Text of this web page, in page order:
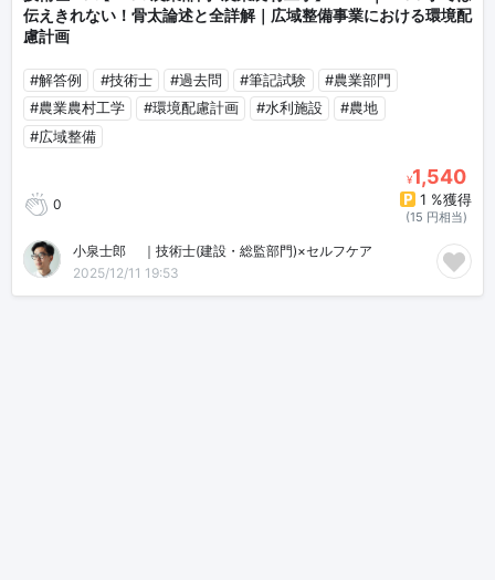
伝えきれない！骨太論述と全詳解｜広域整備事業における環境配
慮計画
#解答例 #技術士 #過去問 #筆記試験
#農業部門
#農業農村工学
#環境配慮計画 #水利施設
#農地
#広域整備
0
¥1,540
1 %獲得
(15 円相当)
小泉士郎🎈｜技術士(建設・総監部門)×セルフケア
2025/12/11 19:53